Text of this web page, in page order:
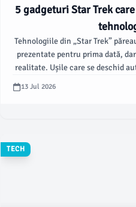
5 gadgeturi Star Trek
Tehnologiile din „Star Trek”
prezentate pentru prima dată,
realitate. Ușile care se deschid
13 Jul 2026
TECH